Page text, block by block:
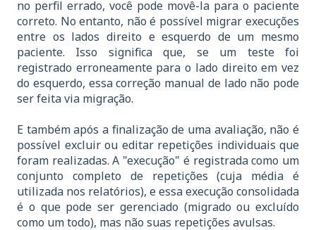
no perfil errado, você pode movê-la para o paciente
correto. No entanto, não é possível migrar execuções
entre os lados direito e esquerdo de um mesmo
paciente. Isso significa que, se um teste foi
registrado erroneamente para o lado direito em vez
do esquerdo, essa correção manual de lado não pode
ser feita via migração.
E também após a finalização de uma avaliação, não é
possível excluir ou editar repetições individuais que
foram realizadas. A "execução" é registrada como um
conjunto completo de repetições (cuja média é
utilizada nos relatórios), e essa execução consolidada
é o que pode ser gerenciado (migrado ou excluído
como um todo), mas não suas repetições avulsas.